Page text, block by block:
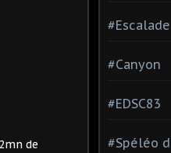
de
#Escalade
#Canyon
#EDSC83
#Spéléo